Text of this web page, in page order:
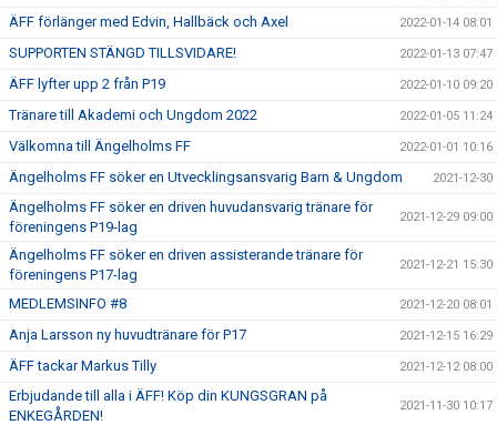
ÄFF förlänger med Edvin, Hallbäck och Axel 2022-01-14 08:01
SUPPORTEN STÄNGD TILLSVIDARE! 2022-01-13 07:47
ÄFF lyfter upp 2 från P19 2022-01-10 09:20
Tränare till Akademi och Ungdom 2022 2022-01-05 11:24
Välkomna till Ängelholms FF 2022-01-01 10:16
Ängelholms FF söker en Utvecklingsansvarig Barn & Ungdom 2021-12-30
Ängelholms FF söker en driven huvudansvarig tränare för
föreningens P19-lag
2021-12-29 09:00
Ängelholms FF söker en driven assisterande tränare för
föreningens P17-lag
2021-12-21 15:30
MEDLEMSINFO #8 2021-12-20 08:01
Anja Larsson ny huvudtränare för P17 2021-12-15 16:29
ÄFF tackar Markus Tilly 2021-12-12 08:00
Erbjudande till alla i ÄFF! Köp din KUNGSGRAN på
ENKEGÅRDEN!
2021-11-30 10:17